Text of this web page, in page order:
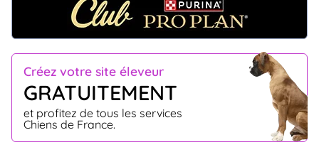
Créez votre site éleveur
GRATUITEMENT
et profitez de tous les services
Chiens de France.